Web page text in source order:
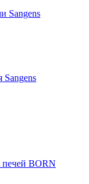
Sangens
Sangens
печей BORN